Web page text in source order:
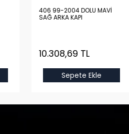
406 99-2004 DOLU MAVİ
SAĞ ARKA KAPI
10.308,69 TL
Sepete Ekle